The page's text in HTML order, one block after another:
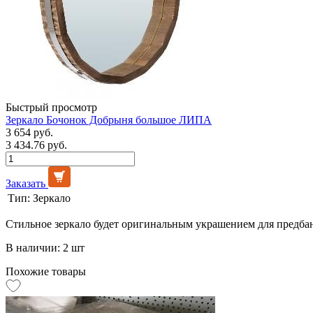
Быстрый просмотр
Зеркало Бочонок Добрыня большое ЛИПА
3 654 руб.
3 434.76 руб.
Заказать
Тип: Зеркало
Стильное зеркало будет оригинальным украшением для
В наличии: 2 шт
Похожие товары